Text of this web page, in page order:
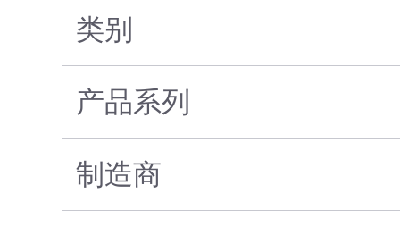
类别
产品系列
制造商